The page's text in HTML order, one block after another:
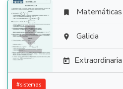

 Matemáticas
 Galicia

#sistemas